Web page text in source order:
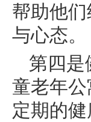
帮助他
与心态。
第四是
童老年
定期的